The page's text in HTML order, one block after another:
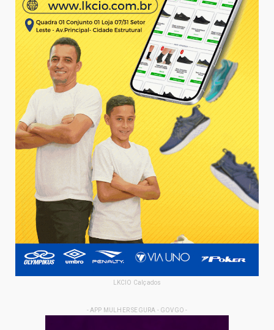
LKCIO Calçados
- APP MULHER SEGURA - GOVGO -